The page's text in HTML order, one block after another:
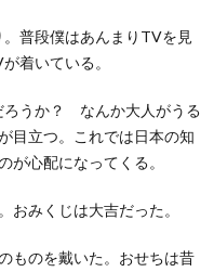
普段僕はあんまりTVを見
着いている。
ろうか？ なんか大人がうる
目立つ。これでは日本の知
が心配になってくる。
おみくじは大吉だった。
ものを戴いた。おせちは昔